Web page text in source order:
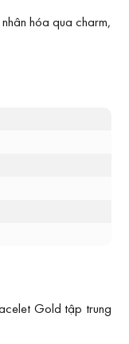
hóa qua charm,
Gold tập trung